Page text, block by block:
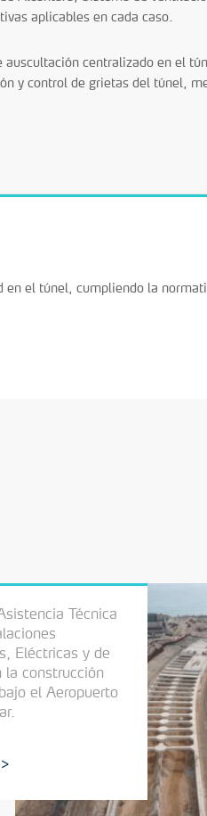
aplicables en cada caso.
centralizado en el
y control de grietas del túnel,
en el túnel, cumpliendo la
Técnica
Eléctricas y de
la construcción
el Aeropuerto